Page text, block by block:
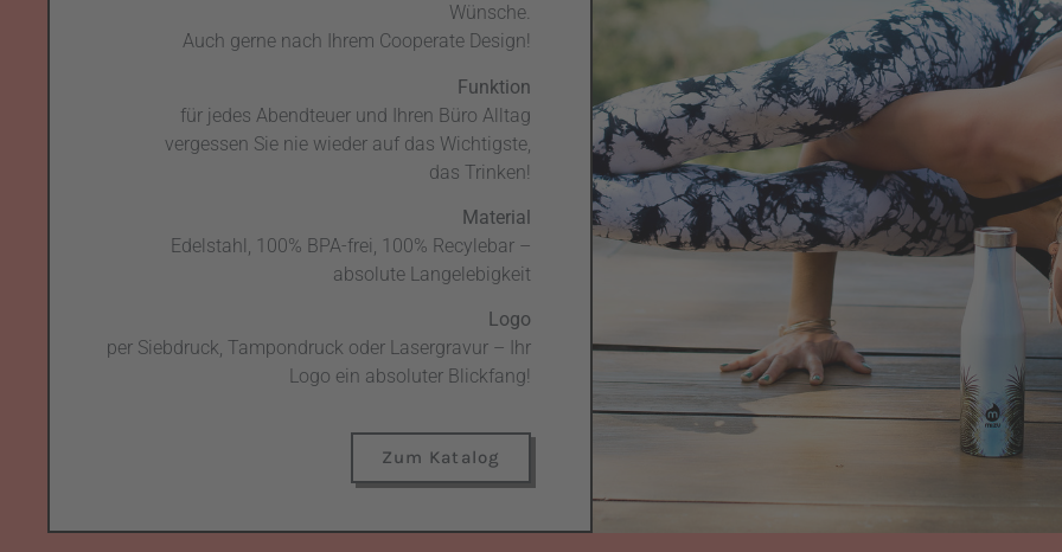
Wünsche.
Auch gerne nach Ihrem Cooperate Design!
Funktion
für jedes Abendteuer und Ihren Büro Alltag
vergessen Sie nie wieder auf das Wichtigste,
das Trinken!
Material
Edelstahl, 100% BPA-frei, 100% Recylebar –
absolute Langelebigkeit
Logo
per Siebdruck, Tampondruck oder Lasergravur – Ihr
Logo ein absoluter Blickfang!
Zum Katalog